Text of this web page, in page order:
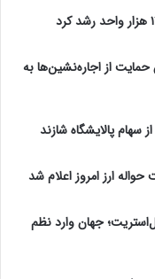
حمایت از اجاره‌نشین‌ها به
ارز امروز اعلام شد
جهان وارد نظم